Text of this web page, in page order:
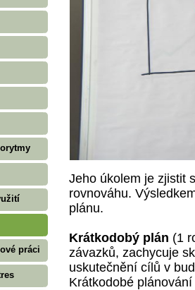
práci
Jeho úkolem je zjistit
rovnováhu.
plánu.
Krátkodobý plán (1
závazků, zachycuje
uskutečnění cílů v
Krátkodobé